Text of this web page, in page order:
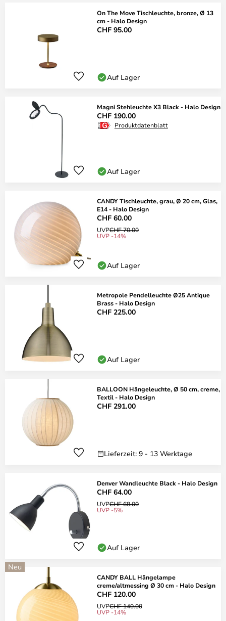
On The Move Tischleuchte, bronze, Ø 13
cm - Halo Design
CHF 95.00
Auf Lager
Magni Stehleuchte X3 Black - Halo Design
CHF 190.00
Produktdatenblatt
Auf Lager
CANDY Tischleuchte, grau, Ø 20 cm, Glas,
E14 - Halo Design
CHF 60.00
UVPCHF 70.00
UVP -14%
Auf Lager
Metropole Pendelleuchte Ø25 Antique
Brass - Halo Design
CHF 225.00
Auf Lager
BALLOON Hängeleuchte, Ø 50 cm, creme,
Textil - Halo Design
CHF 291.00
Lieferzeit: 9 - 13 Werktage
Denver Wandleuchte Black - Halo Design
CHF 64.00
UVPCHF 68.00
UVP -5%
Auf Lager
Neu
CANDY BALL Hängelampe
creme/altmessing Ø 30 cm - Halo Design
CHF 120.00
UVPCHF 140.00
UVP -14%